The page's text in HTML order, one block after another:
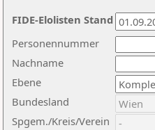
Nachname
Ebene
Personennummer
Bundesland
Spgem./Kreis/Verein
FIDE-Elolisten Stand